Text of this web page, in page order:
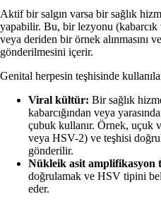
Aktif bir salgın varsa bir sağlık
yapabilir. Bu, bir lezyonu (kabarcık
veya deriden bir örnek alınmasını
gönderilmesini içerir.
Genital herpesin teşhisinde
Viral kültür: Bir sağlık
kabarcığından veya
çubuk kullanır. Örnek, uçuk
veya HSV-2) ve teşhisi
gönderilir.
Nükleik asit amplifikasyon
doğrulamak ve HSV tipini
eder.